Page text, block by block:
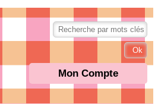
Mon Compte